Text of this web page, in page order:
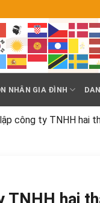
NHÂN GIA ĐÌNH
công ty TNHH hai